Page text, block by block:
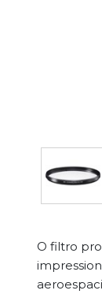
O filtro